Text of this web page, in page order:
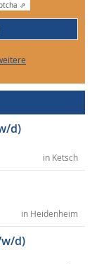
⇗
d)
in Ketsch
in Heidenheim
d)